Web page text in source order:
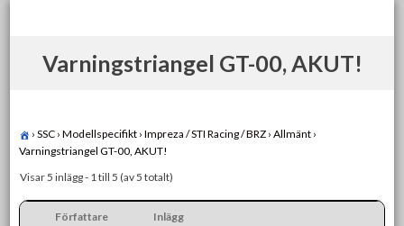
contentVarningstriangel GT-00, AKUT!
› SSC › Modellspecifikt › Impreza / STI Racing / BRZ › Allmänt ›
Varningstriangel GT-00, AKUT!
Visar 5 inlägg - 1 till 5 (av 5 totalt)
Författare Inlägg